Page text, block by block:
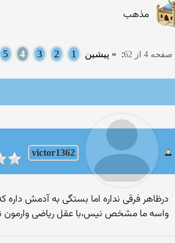
مذهب
صفحه 4 از 62 : « پیشین 1
2
3
4
5
victor1362
درظاهر فرقی نداره اما بستگی به آدمش
واسه ما مشخص نیس،با عقل ریاضی وارمون